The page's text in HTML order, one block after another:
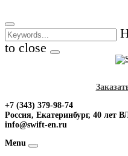
to
content
to close
+7 (343) 379-98-74
Россия, Екатеринбург, 40
info@swift-en.ru
Menu